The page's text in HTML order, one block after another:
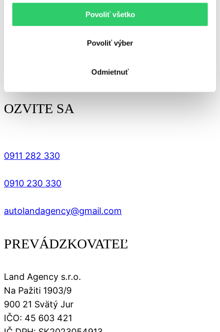
Povoliť všetko
Povoliť výber
Odmietnuť
Ochrana osobných údajov Obchodné podmienky
SLEDUJTE NÁS
OZVITE SA
0911 282 330
0910 230 330
autolandagency@gmail.com
PREVÁDZKOVATEĽ
Land Agency s.r.o.
Na Pažiti 1903/9
900 21 Svätý Jur
IČO: 45 603 421